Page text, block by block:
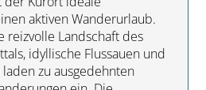
aktiven Wanderurlaub.
reizvolle Landschaft des
idyllische Flussauen und
zu ausgedehnten